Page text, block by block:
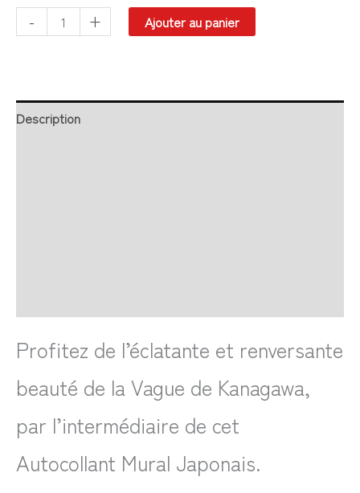
- + Ajouter au panier
Description
Profitez de l’éclatante et renversante
beauté de la Vague de Kanagawa,
par l’intermédiaire de cet
Autocollant Mural Japonais.